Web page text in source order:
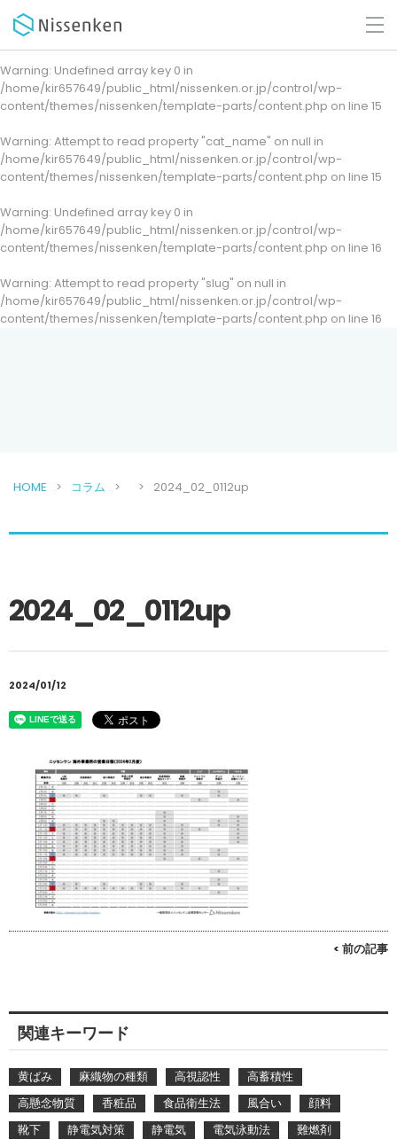
Warning: Undefined array key 0 in
/home/kir657649/public_html/nissenken.or.jp/control/wp-
content/themes/nissenken/template-parts/content.php on line 15
Warning: Attempt to read property "cat_name" on null in
/home/kir657649/public_html/nissenken.or.jp/control/wp-
content/themes/nissenken/template-parts/content.php on line 15
Warning: Undefined array key 0 in
/home/kir657649/public_html/nissenken.or.jp/control/wp-
content/themes/nissenken/template-parts/content.php on line 16
Warning: Attempt to read property "slug" on null in
/home/kir657649/public_html/nissenken.or.jp/control/wp-
content/themes/nissenken/template-parts/content.php on line 16
HOME コラム 2024_02_0112up
2024_02_0112up
2024/01/12
< 前の記事
関連キーワード
黄ばみ 麻織物の種類 高視認性
高蓄積性
高懸念物質
香粧品 食品衛生法 風合い
顔料
靴下
静電気対策 静電気 電気泳動法
難燃剤